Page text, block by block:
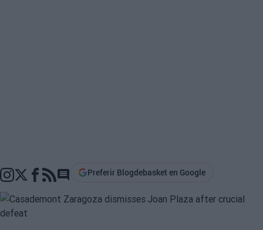
Go to comments section
Preferir Blogdebasket en Google